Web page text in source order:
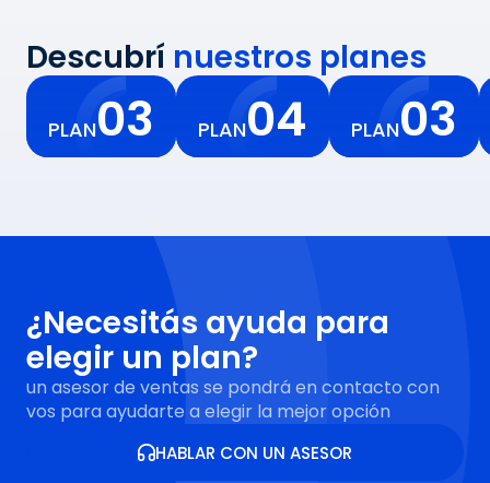
Descubrí nuestros planes
PLAN03 PLAN04 PLAN03
¿Necesitás ayuda para
elegir un plan?
un asesor de ventas se pondrá en contacto con
vos para ayudarte a elegir la mejor opción
HABLAR CON UN ASESOR